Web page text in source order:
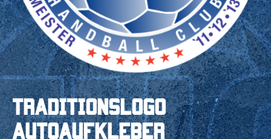
Traditionslogo
Autoaufkleber